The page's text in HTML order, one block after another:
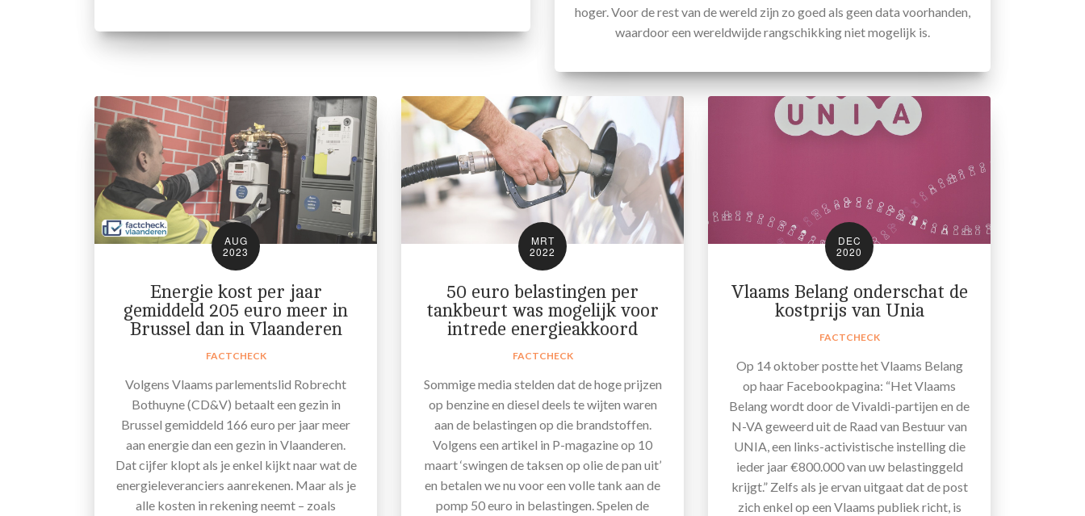
hoger. Voor de rest van de wereld zijn zo goed als geen data voorhanden,
waardoor een wereldwijde rangschikking niet mogelijk is.
AUG
2023
Energie kost per jaar
gemiddeld 205 euro meer in
Brussel dan in Vlaanderen
FACTCHECK
Volgens Vlaams parlementslid Robrecht
Bothuyne (CD&V) betaalt een gezin in
Brussel gemiddeld 166 euro per jaar meer
aan energie dan een gezin in Vlaanderen.
Dat cijfer klopt als je enkel kijkt naar wat de
energieleveranciers aanrekenen. Maar als je
alle kosten in rekening neemt – zoals
MRT
2022
50 euro belastingen per
tankbeurt was mogelijk voor
intrede energieakkoord
FACTCHECK
Sommige media stelden dat de hoge prijzen
op benzine en diesel deels te wijten waren
aan de belastingen op die brandstoffen.
Volgens een artikel in P-magazine op 10
maart ‘swingen de taksen op olie de pan uit’
en betalen we nu voor een volle tank aan de
pomp 50 euro in belastingen. Spelen de
DEC
2020
Vlaams Belang onderschat de
kostprijs van Unia
FACTCHECK
Op 14 oktober postte het Vlaams Belang
op haar Facebookpagina: “Het Vlaams
Belang wordt door de Vivaldi-partijen en de
N-VA geweerd uit de Raad van Bestuur van
UNIA, een links-activistische instelling die
ieder jaar €800.000 van uw belastinggeld
krijgt.” Zelfs als je ervan uitgaat dat de post
zich enkel op een Vlaams publiek richt, is